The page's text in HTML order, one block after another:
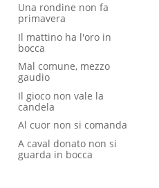
Una rondine non fa
primavera
Il mattino ha l'oro in
bocca
Mal comune, mezzo
gaudio
Il gioco non vale la
candela
Al cuor non si comanda
A caval donato non si
guarda in bocca